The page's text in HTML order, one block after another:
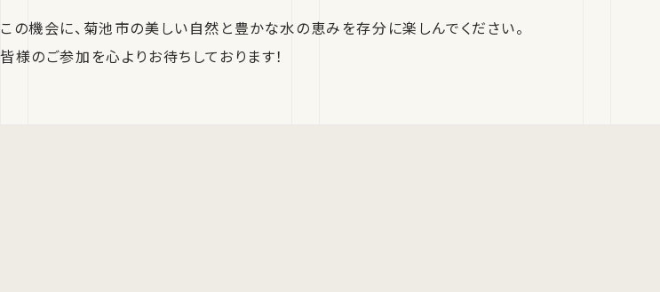
この機会に、菊池市の美しい自然と豊かな水の恵みを存分に楽しんでください。
皆様のご参加を心よりお待ちしております！